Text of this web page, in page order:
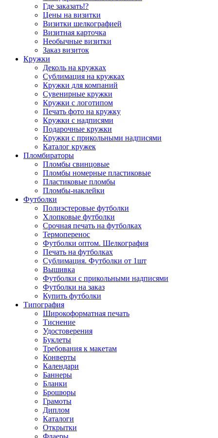
Где заказать!?
Цены на визитки
Визитки шелкографией
Визитная карточка
Необычные визитки
Заказ визиток
Кружки
Деколь на кружках
Сублимация на кружках
Кружки для компаний
Сувенирные кружки
Кружки с логотипом
Печать фото на кружку
Кружки с надписями
Подарочные кружки
Кружки с прикольными надписями
Каталог кружек
Пломбираторы
Пломбы свинцовые
Пломбы номерные пластиковые
Пластиковые пломбы
Пломбы-наклейки
Футболки
Полиэстеровые футболки
Хлопковые футболки
Срочная печать на футболках
Термоперенос
Футболки оптом. Шелкография
Печать на футболках
Сублимация. Футболки от 1шт
Вышивка
Футболки с прикольными надписями
Футболки на заказ
Купить футболки
Типография
Широкоформатная печать
Тиснение
Удостоверения
Буклеты
Требования к макетам
Конверты
Календари
Баннеры
Бланки
Брошюры
Грамоты
Диплом
Каталоги
Открытки
Флаеры